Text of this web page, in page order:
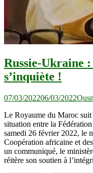
Russie-Ukraine
s’inquiète !
07/03/202206/03/2022
Le Royaume du Maroc
situation entre la
samedi 26 février 2022, le
Coopération africaine et
un communiqué, le
réitère son soutien à